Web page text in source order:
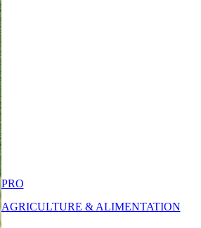
PRO
AGRICULTURE & ALIMENTATION